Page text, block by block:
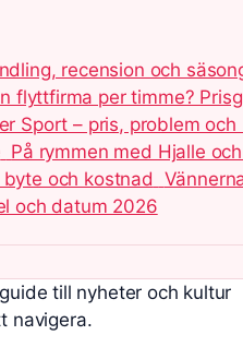
recension och
flyttfirma per timme?
Sport – pris, problem
På rymmen med Hjalle
och kostnad
och datum 2026
till nyheter och kultur
navigera.